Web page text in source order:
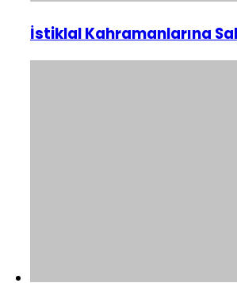
İstiklal Kahramanlarına